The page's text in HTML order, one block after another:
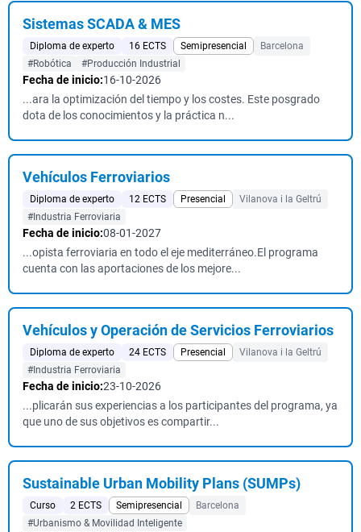
Sistemas SCADA & MES
Diploma de experto 16 ECTS Semipresencial
Barcelona
#Robótica
#Producción Industrial
Fecha de inicio:16-10-2026
...ara la optimización del tiempo y los costes. Este posgrado
dota de los conocimientos y la práctica n...
Vehículos Ferroviarios
Diploma de experto 12 ECTS Presencial
Vilanova i la Geltrú
#Industria Ferroviaria
Fecha de inicio:08-01-2027
...opista ferroviaria en todo el eje mediterráneo.El programa
cuenta con las aportaciones de los mejore...
Vehículos y Operación de Servicios Ferroviarios
Diploma de experto 24 ECTS Presencial
Vilanova i la Geltrú
#Industria Ferroviaria
Fecha de inicio:23-10-2026
...plicarán sus experiencias a los participantes del programa, ya
que uno de sus objetivos es compartir...
Sustainable Urban Mobility Plans (SUMPs)
Curso 2 ECTS Semipresencial
Barcelona
#Urbanismo & Movilidad Inteligente